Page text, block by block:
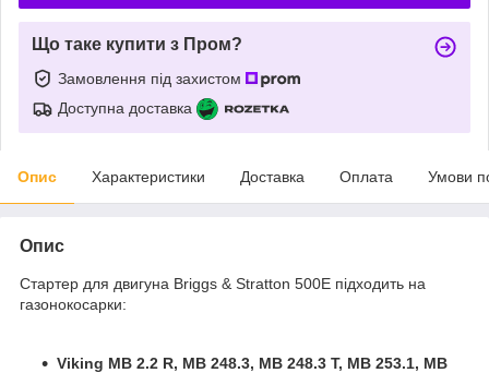
Що таке купити з Пром?
Замовлення під захистом
Доступна доставка
Опис Характеристики Доставка Оплата Умови
Опис
Стартер для двигуна Briggs & Stratton 500E підходить на
газонокосарки:
Viking MB 2.2 R, MB 248.3, MB 248.3 T, MB 253.1, MB